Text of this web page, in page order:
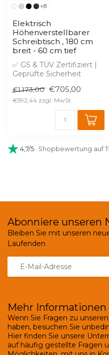
+8
Elektrisch
Höhenverstellbarer
Schreibtisch , 180 cm
breit - 60 cm tief
✅ GS & TÜV Zertifiziert |
Geprüfte Sicherheit
Planung in W...
€1.173,00 €705,00
€592,44
4,7/5 · Shopbewertung auf
Mehr Informationen
Wenn Sie Fragen zu
haben, besuchen Sie
Hier finden Sie unsere
auf häufig gestellte Fragen
Abonniere unseren
Bleiben Sie mit unseren
Laufenden